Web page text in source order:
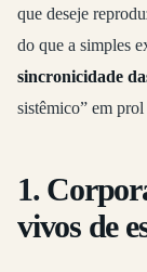
que deseje
do que a simples
sincronicidade
sistêmico” em
1.
vivos de